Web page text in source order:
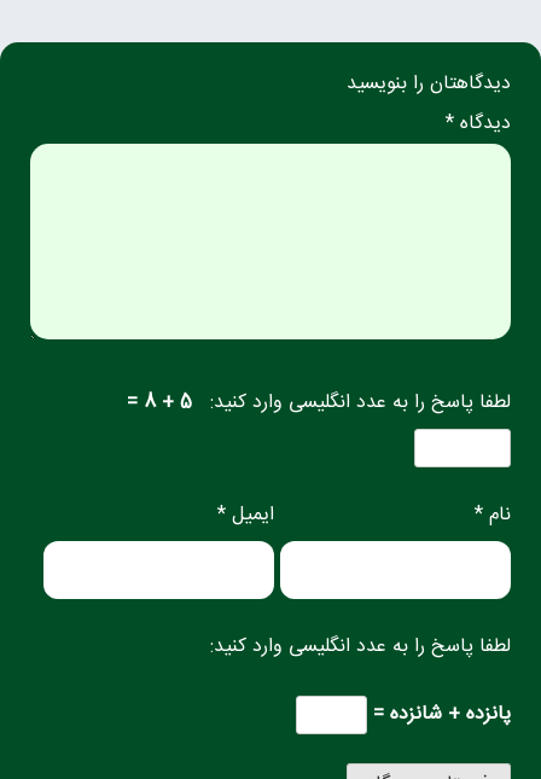
دیدگاهتان را بنویسید
دیدگاه *
لطفا پاسخ را به عدد انگلیسی وارد کنید: 5 + 8 =
نام * ایمیل *
لطفا پاسخ را به عدد انگلیسی وارد کنید:
پانزده + شانزده =